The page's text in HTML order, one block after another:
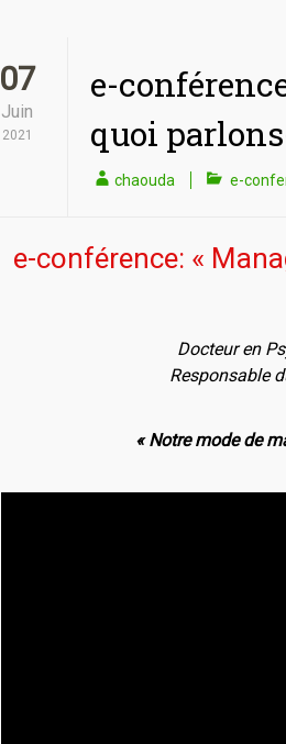
07
Juin
2021
e-
quoi
chaouda e-
e-conférence: «
Docteur en
Responsable
« Notre mode de